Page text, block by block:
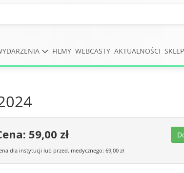
FILMY WEBCASTY AKTUALNOŚCI SKLEP
59,00 zł
dla instytucji lub przed. medycznego: 69,00 zł